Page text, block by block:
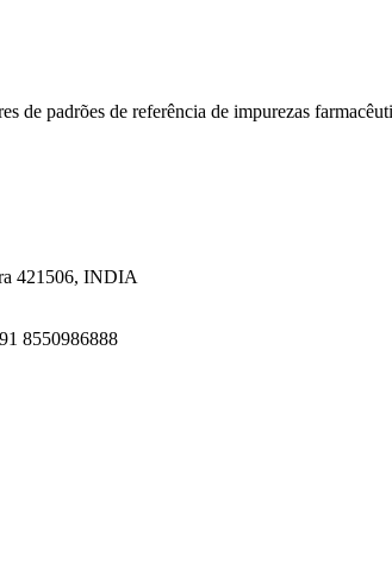
de padrões de referência de impurezas
421506, INDIA
8550986888